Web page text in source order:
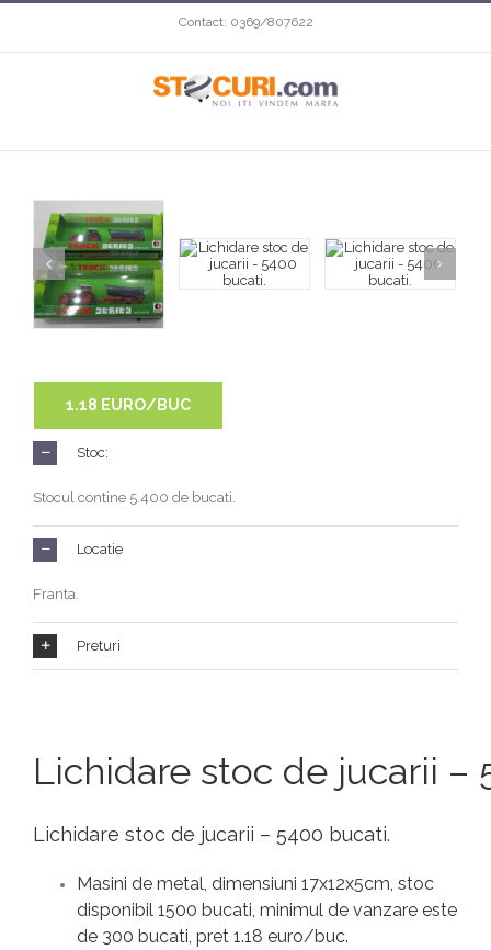
Contact: 0369/807622
1.18 EURO/BUC
Stoc:
Stocul contine 5.400 de bucati.
Locatie
Franta.
Preturi
Lichidare stoc de jucarii –
Lichidare stoc de jucarii – 5400 bucati.
Masini de metal, dimensiuni 17x12x5cm, stoc
disponibil 1500 bucati, minimul de vanzare este
de 300 bucati, pret 1.18 euro/buc.